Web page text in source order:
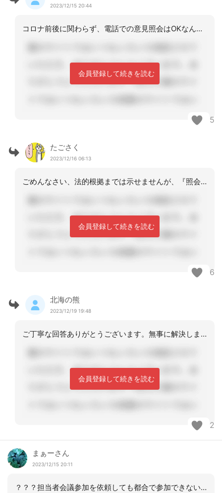
2023/12/15 20:44
コロナ前後に関わらず、電話での意見照会はOKなんですね。ローカルルールなのか何な
会員登録して続きを読む
5
たごさく
2023/12/16 06:13
ごめんなさい、法的根拠までは示せませんが、『照会等で意見聴取する』という文言があ
会員登録して続きを読む
6
北海の熊
2023/12/19 19:48
ご丁寧な回答ありがとうございます。無事に解決しました。
会員登録して続きを読む
2
まぁーさん
2023/12/15 20:11
？？？担当者会議参加を依頼しても都合で参加できない場合は文書か電話で意見をもらい